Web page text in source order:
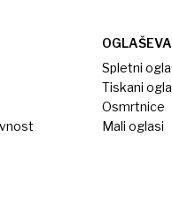
Spletni
Tiskani
Osmrtnice
Mali oglasi